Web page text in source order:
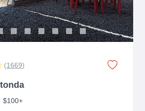
(1669)
$100+